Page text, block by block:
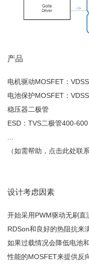
产品
电机驱动MOSFET：
电池保护MOSFET：
稳压器二极管
ESD：TVS二极管400-
...
（如需帮助，点击此处联
设计考虑因素
开始采用PWM驱动无刷
RDSon和良好的热阻抗来
如果过载情况会降低电池
性能的MOSFET来提供反